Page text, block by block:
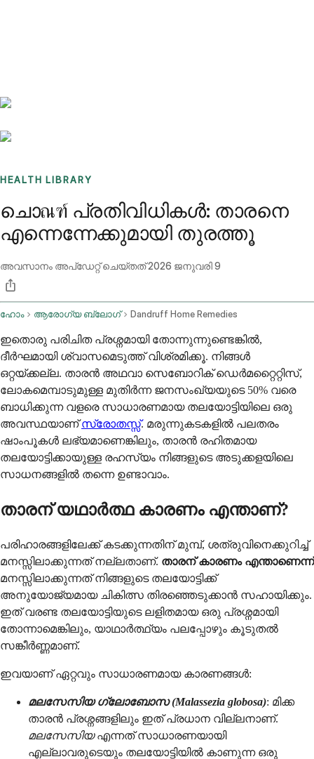
HEALTH LIBRARY
ചൊณฑ์ പ്രതിവിധികൾ: താരനെ
എന്നെന്നേക്കുമായി തുരത്തൂ
അവസാനം അപ്ഡേറ്റ് ചെയ്തത്2026 ജനുവരി 9
ഹോം ആരോഗ്യ ബ്ലോഗ് Dandruff Home Remedies
ഇതൊരു പരിചിത പ്രശ്നമായി തോന്നുന്നുണ്ടെങ്കിൽ,
ദീർഘമായി ശ്വാസമെടുത്ത് വിശ്രമിക്കൂ. നിങ്ങൾ
ഒറ്റയ്ക്കല്ല. താരൻ അഥവാ സെബോറിക് ഡെർമറ്റൈറ്റിസ്,
ലോകമെമ്പാടുമുള്ള മുതിർന്ന ജനസംഖ്യയുടെ 50% വരെ
ബാധിക്കുന്ന വളരെ സാധാരണമായ തലയോട്ടിയിലെ ഒരു
അവസ്ഥയാണ്സ്രോതസ്സ്. മരുന്നുകടകളിൽ പലതരം
ഷാംപൂകൾ ലഭ്യമാണെങ്കിലും, താരൻ രഹിതമായ
തലയോട്ടിക്കായുള്ള രഹസ്യം നിങ്ങളുടെ അടുക്കളയിലെ
സാധനങ്ങളിൽ തന്നെ ഉണ്ടാവാം.
താരന് യഥാർത്ഥ കാരണം എന്താണ്?
പരിഹാരങ്ങളിലേക്ക് കടക്കുന്നതിന് മുമ്പ്, ശത്രുവിനെക്കുറിച്ച്
മനസ്സിലാക്കുന്നത് നല്ലതാണ്. താരന് കാരണം എന്താണെന്ന്
മനസ്സിലാക്കുന്നത് നിങ്ങളുടെ തലയോട്ടിക്ക്
അനുയോജ്യമായ ചികിത്സ തിരഞ്ഞെടുക്കാൻ സഹായിക്കും.
ഇത് വരണ്ട തലയോട്ടിയുടെ ലളിതമായ ഒരു പ്രശ്നമായി
തോന്നാമെങ്കിലും, യാഥാർത്ഥ്യം പലപ്പോഴും കൂടുതൽ
സങ്കീർണ്ണമാണ്.
ഇവയാണ് ഏറ്റവും സാധാരണമായ കാരണങ്ങൾ:
മലസേസിയ ഗ്ലോബോസ (Malassezia globosa): മിക്ക
താരൻ പ്രശ്നങ്ങളിലും ഇത് പ്രധാന വില്ലനാണ്.
മലസേസിയഎന്നത് സാധാരണയായി
എല്ലാവരുടെയും തലയോട്ടിയിൽ കാണുന്ന ഒരു